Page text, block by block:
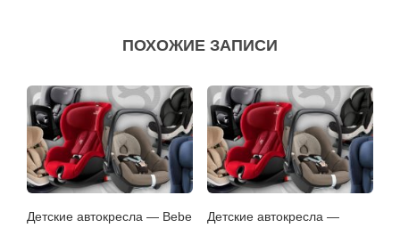
ПОХОЖИЕ ЗАПИСИ
Детские автокресла — Bebe
Детские автокресла —